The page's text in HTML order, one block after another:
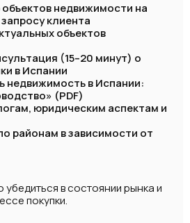
недвижимости на
клиента
объектов
(15–20 минут) о
в Испании
недвижимость в Испании:
(PDF)
юридическим аспектам и
районам в зависимости от
убедиться в состоянии рынка и
покупки.